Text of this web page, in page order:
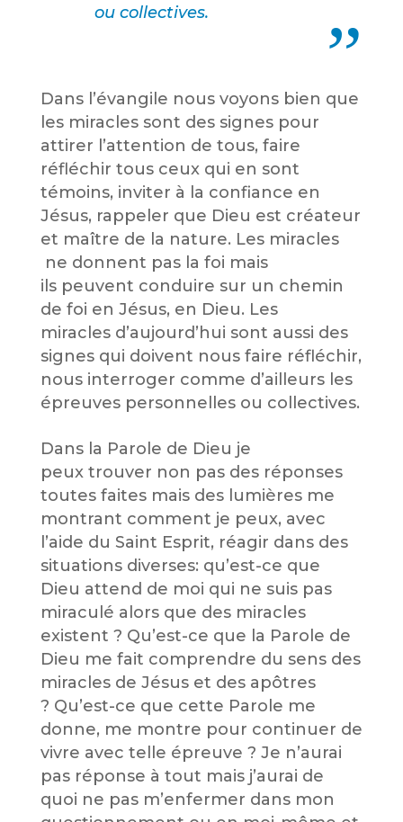
ou collectives.
Dans l’évangile nous voyons bien que
les miracles sont des signes pour
attirer l’attention de tous, faire
réfléchir tous ceux qui en sont
témoins, inviter à la confiance en
Jésus, rappeler que Dieu est créateur
et maître de la nature. Les miracles
ne donnent pas la foi mais
ils peuvent conduire sur un chemin
de foi en Jésus, en Dieu. Les
miracles d’aujourd’hui sont aussi des
signes qui doivent nous faire réfléchir,
nous interroger comme d’ailleurs les
épreuves personnelles ou collectives.
Dans la Parole de Dieu je
peux trouver non pas des réponses
toutes faites mais des lumières me
montrant comment je peux, avec
l’aide du Saint Esprit, réagir dans des
situations diverses: qu’est-ce que
Dieu attend de moi qui ne suis pas
miraculé alors que des miracles
existent ? Qu’est-ce que la Parole de
Dieu me fait comprendre du sens des
miracles de Jésus et des apôtres
? Qu’est-ce que cette Parole me
donne, me montre pour continuer de
vivre avec telle épreuve ? Je n’aurai
pas réponse à tout mais j’aurai de
quoi ne pas m’enfermer dans mon